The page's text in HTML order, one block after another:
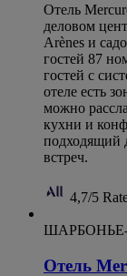
Отель
деловом
Arènes и
гостей 87
гостей с
отеле есть
можно
кухни и
подходящий
встреч.
4,7/5
ШАРБОНЬЕ-
Отель